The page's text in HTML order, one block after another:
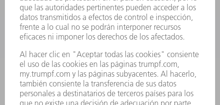
EMPRESA
CARRERA PROFESIONAL
OFERTAS DE TRABAJO
PERFIL DE LA EMPRESA
INFORME ANUAL
PRINCIPIOS CORPORATIVOS
CUMPLIMIENTO
SISTEMA DE INFORMADORES
SEGURIDAD
COMUNICADOS DE PRENSA